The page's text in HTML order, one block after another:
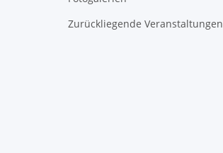
Zurückliegende Veranstaltungen